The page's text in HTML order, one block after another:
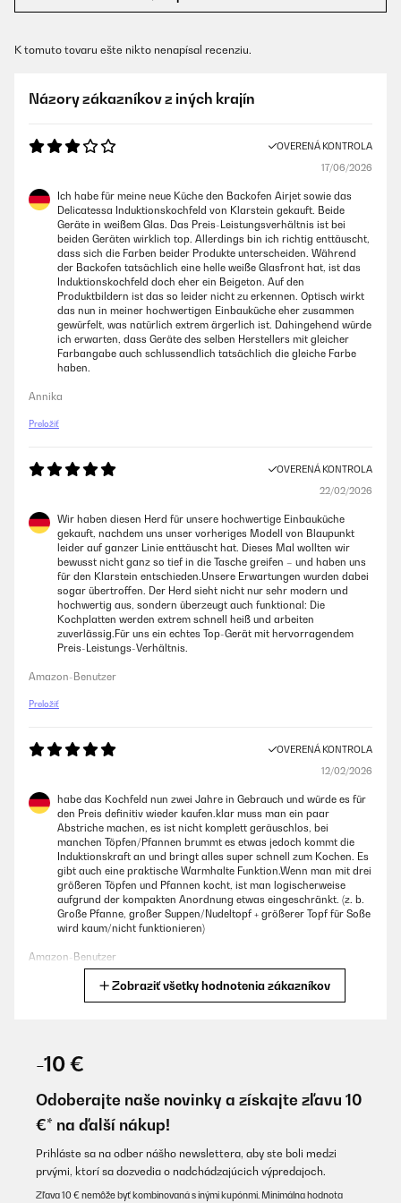
K tomuto tovaru ešte nikto nenapísal recenziu.
Názory zákazníkov z iných krajín
OVERENÁ KONTROLA
17/06/2026
Ich habe für meine neue Küche den Backofen Airjet sowie das
Delicatessa Induktionskochfeld von Klarstein gekauft. Beide
Geräte in weißem Glas. Das Preis-Leistungsverhältnis ist bei
beiden Geräten wirklich top. Allerdings bin ich richtig enttäuscht,
dass sich die Farben beider Produkte unterscheiden. Während
der Backofen tatsächlich eine helle weiße Glasfront hat, ist das
Induktionskochfeld doch eher ein Beigeton. Auf den
Produktbildern ist das so leider nicht zu erkennen. Optisch wirkt
das nun in meiner hochwertigen Einbauküche eher zusammen
gewürfelt, was natürlich extrem ärgerlich ist. Dahingehend würde
ich erwarten, dass Geräte des selben Herstellers mit gleicher
Farbangabe auch schlussendlich tatsächlich die gleiche Farbe
haben.
Annika
Preložiť
OVERENÁ KONTROLA
22/02/2026
Wir haben diesen Herd für unsere hochwertige Einbauküche
gekauft, nachdem uns unser vorheriges Modell von Blaupunkt
leider auf ganzer Linie enttäuscht hat. Dieses Mal wollten wir
bewusst nicht ganz so tief in die Tasche greifen – und haben uns
für den Klarstein entschieden.Unsere Erwartungen wurden dabei
sogar übertroffen. Der Herd sieht nicht nur sehr modern und
hochwertig aus, sondern überzeugt auch funktional: Die
Kochplatten werden extrem schnell heiß und arbeiten
zuverlässig.Für uns ein echtes Top-Gerät mit hervorragendem
Preis-Leistungs-Verhältnis.
Amazon-Benutzer
Preložiť
OVERENÁ KONTROLA
12/02/2026
habe das Kochfeld nun zwei Jahre in Gebrauch und würde es für
den Preis definitiv wieder kaufen.klar muss man ein paar
Abstriche machen, es ist nicht komplett geräuschlos, bei
manchen Töpfen/Pfannen brummt es etwas jedoch kommt die
Induktionskraft an und bringt alles super schnell zum Kochen. Es
gibt auch eine praktische Warmhalte Funktion.Wenn man mit drei
größeren Töpfen und Pfannen kocht, ist man logischerweise
aufgrund der kompakten Anordnung etwas eingeschränkt. (z. b.
Große Pfanne, großer Suppen/Nudeltopf + größerer Topf für Soße
wird kaum/nicht funktionieren)
Amazon-Benutzer
simple de la plaque
Utilisateur d'Amazon
Preložiť
OVERENÁ KONTROLA
Zobraziť všetky hodnotenia zákazníkov
-10 €
Odoberajte naše novinky a získajte zľavu 10
€* na ďalší nákup!
Prihláste sa na odber nášho newslettera, aby ste boli medzi
prvými, ktorí sa dozvedia o nadchádzajúcich výpredajoch.
Zľava 10 € nemôže byť kombinovaná s inými kupónmi. Minimálna hodnota